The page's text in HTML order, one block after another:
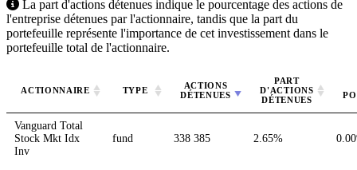
La part d'actions détenues indique le pourcentage des actions de
l'entreprise détenues par l'actionnaire, tandis que la part du
portefeuille représente l'importance de cet investissement dans le
portefeuille total de l'actionnaire.
ACTIONNAIRE TYPE
ACTIONS
DÉTENUES
PART
D'ACTIONS
DÉTENUES
Vanguard Total
Stock Mkt Idx
Inv
fund 338 385 2.65%